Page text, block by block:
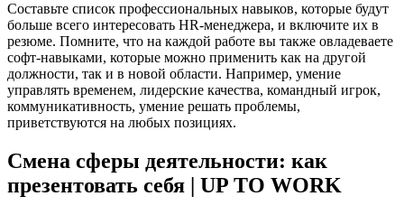
Составьте список профессиональных навыков, которые будут
больше всего интересовать HR-менеджера, и включите их в
резюме. Помните, что на каждой работе вы также овладеваете
софт-навыками, которые можно применить как на другой
должности, так и в новой области. Например, умение
управлять временем, лидерские качества, командный игрок,
коммуникативность, умение решать проблемы,
приветствуются на любых позициях.
Смена сферы деятельности: как
презентовать себя | UP TO WORK